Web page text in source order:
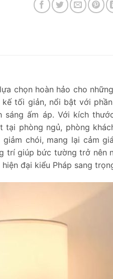
chọn hoàn hảo cho
tối giản, nổi bật với
ấm áp. Với kích
phòng ngủ, phòng
chói, mang lại cảm
trí giúp bức tường trở nên
đại kiểu Pháp sang